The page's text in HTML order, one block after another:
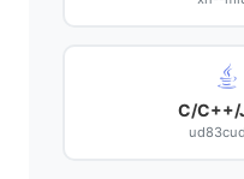
C/C++/